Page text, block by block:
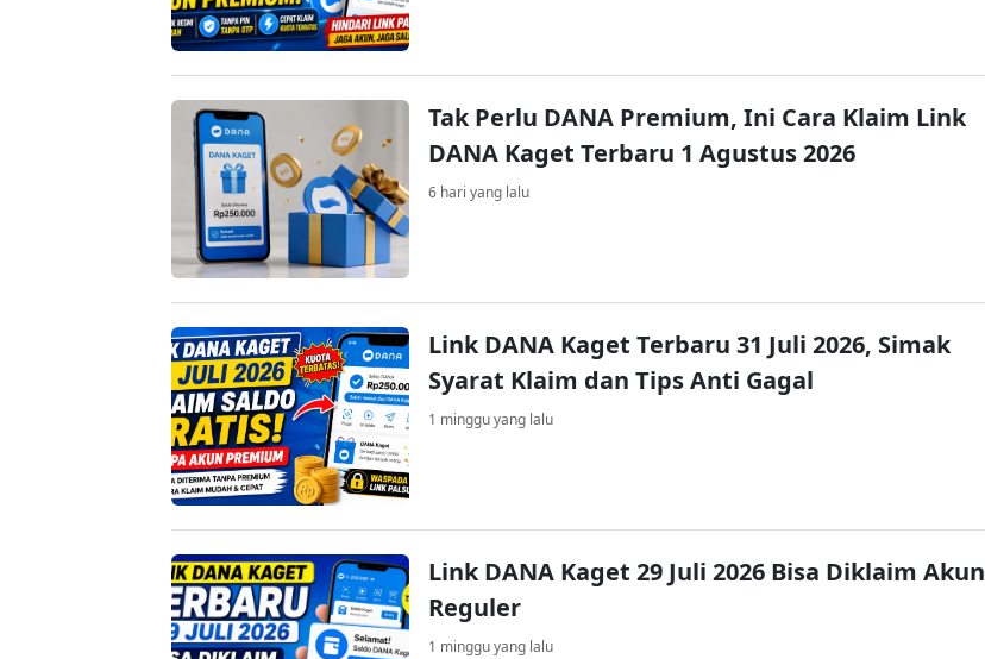
Tak Perlu DANA Premium, Ini Cara Klaim Link
DANA Kaget Terbaru 1 Agustus 2026
6 hari yang lalu
Link DANA Kaget Terbaru 31 Juli 2026, Simak
Syarat Klaim dan Tips Anti Gagal
1 minggu yang lalu
Link DANA Kaget 29 Juli 2026 Bisa Diklaim Akun
Reguler
1 minggu yang lalu